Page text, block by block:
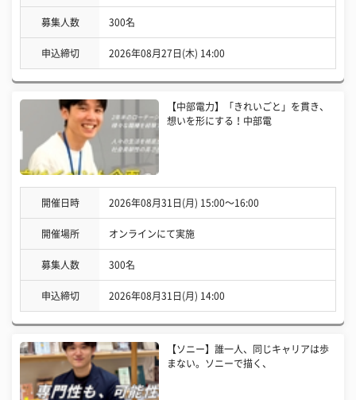
募集人数 300名
申込締切 2026年08月27日(木) 14:00
【中部電力】「きれいごと」を貫き、
想いを形にする！中部電
開催日時 2026年08月31日(月) 15:00〜16:00
開催場所 オンラインにて実施
募集人数 300名
申込締切 2026年08月31日(月) 14:00
【ソニー】誰一人、同じキャリアは歩
まない。ソニーで描く、